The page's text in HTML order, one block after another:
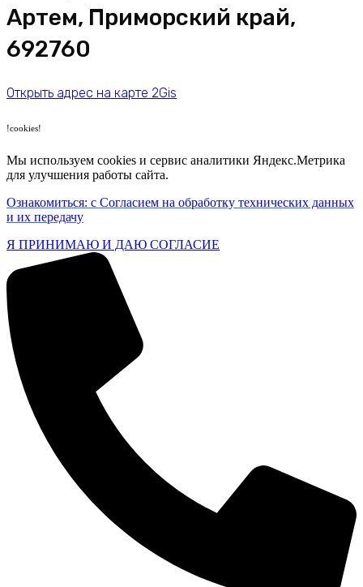
Артем, Приморский край,
692760
Открыть адрес на карте 2Gis
!cookies!
Мы используем cookies и сервис аналитики Яндекс.Метрика
для улучшения работы сайта.
Ознакомиться: с Согласием на обработку технических данных
и их передачу
Я ПРИНИМАЮ И ДАЮ СОГЛАСИЕ